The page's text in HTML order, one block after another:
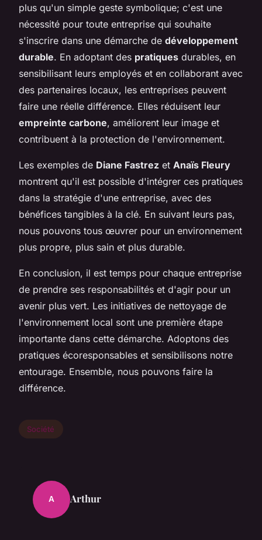
plus qu'un simple geste symbolique; c'est une
nécessité pour toute entreprise qui souhaite
s'inscrire dans une démarche de développement
durable. En adoptant des pratiques durables, en
sensibilisant leurs employés et en collaborant avec
des partenaires locaux, les entreprises peuvent
faire une réelle différence. Elles réduisent leur
empreinte carbone, améliorent leur image et
contribuent à la protection de l'environnement.
Les exemples de Diane Fastrez et Anaïs Fleury
montrent qu'il est possible d'intégrer ces pratiques
dans la stratégie d'une entreprise, avec des
bénéfices tangibles à la clé. En suivant leurs pas,
nous pouvons tous œuvrer pour un environnement
plus propre, plus sain et plus durable.
En conclusion, il est temps pour chaque entreprise
de prendre ses responsabilités et d'agir pour un
avenir plus vert. Les initiatives de nettoyage de
l'environnement local sont une première étape
importante dans cette démarche. Adoptons des
pratiques écoresponsables et sensibilisons notre
entourage. Ensemble, nous pouvons faire la
différence.
Société
A Arthur